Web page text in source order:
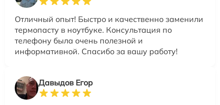
Отличный опыт! Быстро и качественно заменили
термопасту в ноутбуке. Консультация по
телефону была очень полезной и
информативной. Спасибо за вашу работу!
Давыдов Егор